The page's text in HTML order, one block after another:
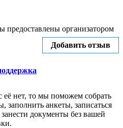
предоставлены организатором
Добавить отзыв
её нет, то мы поможем собрать
заполнить анкеты, записаться
документы без вашей